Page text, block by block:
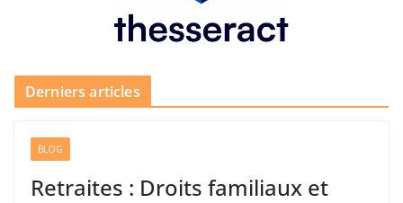
Derniers articles
BLOG
Retraites : Droits familiaux et